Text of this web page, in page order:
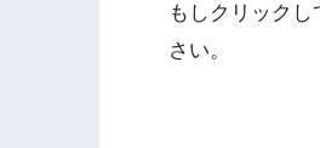
もしクリック
さい。